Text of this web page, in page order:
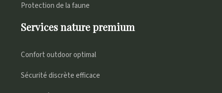
Protection de la faune
Services nature premium
Confort outdoor optimal
Sécurité discrète efficace